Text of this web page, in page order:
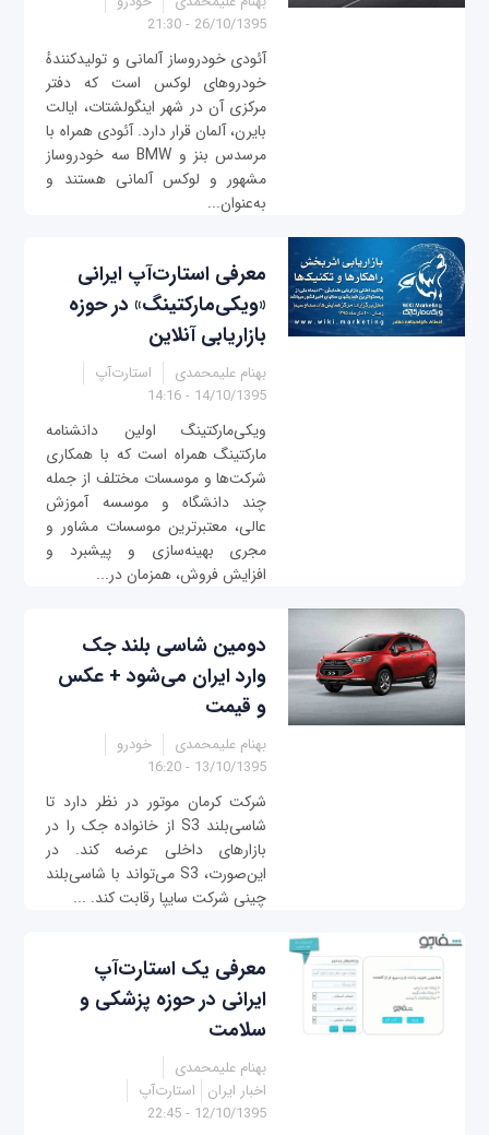
26/10/1395 - 21:30
آئودی خودروساز آلمانی و تولیدکنندهٔ
خودروهای لوکس است که دفتر
مرکزی آن در شهر اینگولشتات، ایالت
بایرن، آلمان قرار دارد. آئودی همراه با
مرسدس بنز و BMW سه خودروساز
مشهور و لوکس آلمانی هستند و
به‌عنوان...
معرفی استارت‌آپ ایرانی
«ویکی‌مارکتینگ» در حوزه
بازاریابی آنلاین
بهنام علیمحمدی
استارت‌آپ
14/10/1395 - 14:16
ویکی‌مارکتینگ اولین دانشنامه
مارکتینگ همراه است که با همکاری
شرکت‌ها و موسسات مختلف از جمله
چند دانشگاه و موسسه آموزش
عالی، معتبرترین موسسات مشاور و
مجری بهینه‌سازی و پیشبرد و
افزایش فروش، همزمان در...
دومین شاسی‌ بلند جک
وارد ایران می‌شود + عکس
و قیمت
بهنام علیمحمدی
خودرو
13/10/1395 - 16:20
شرکت کرمان‌ موتور در نظر دارد تا
شاسی‌بلند S3 از خانواده جک را در
بازارهای داخلی عرضه کند. در
این‌صورت، S3 می‌تواند با شاسی‌بلند
چینی شرکت سایپا رقابت کند. ...
معرفی یک استارت‌آپ
ایرانی در حوزه پزشکی و
سلامت
بهنام علیمحمدی
اخبار ایران
استارت‌آپ
12/10/1395 - 22:45